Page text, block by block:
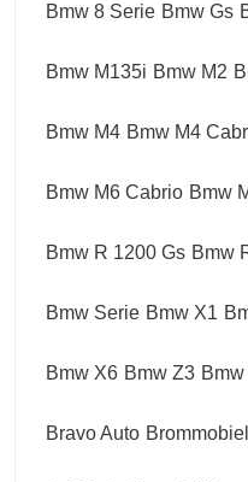
Bmw 8 Serie Bmw Gs
Bmw M135i Bmw M2
Bmw M4 Bmw M4
Bmw M6 Cabrio Bmw
Bmw R 1200 Gs Bmw
Bmw Serie Bmw X1
Bmw X6 Bmw Z3
Bravo Auto